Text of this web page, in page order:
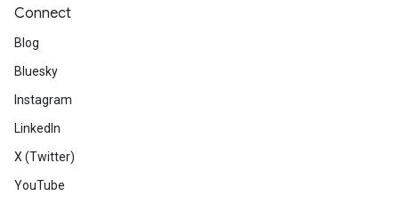
Connect
Blog
Bluesky
Instagram
LinkedIn
X (Twitter)
YouTube